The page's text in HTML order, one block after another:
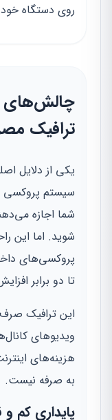
روی دستگاه
چالش‌های
ترافیک
یکی از دلایل
سیستم پروکسی
شما اجازه
شوید. اما این
پروکسی‌های
تا دو برابر
این ترافیک صرف
هزینه‌های
به صرفه نیست.
پایداری کم